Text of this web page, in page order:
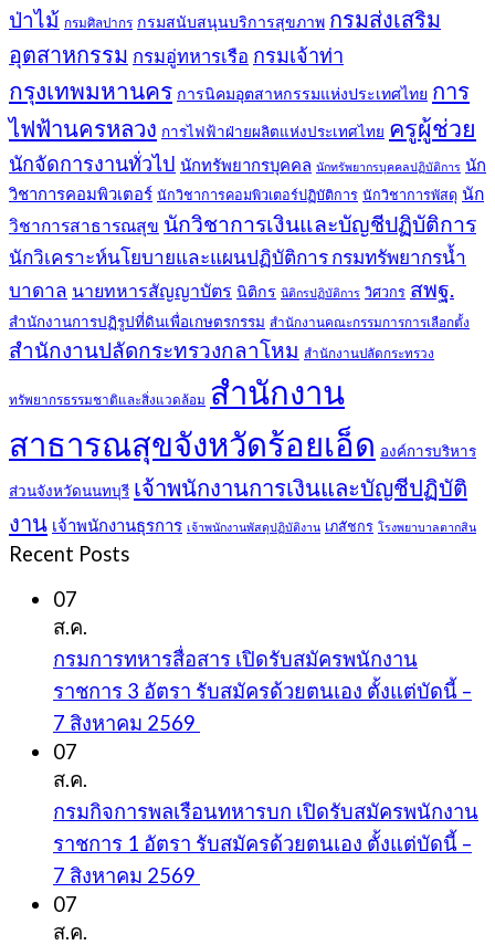
ป่าไม้ กรมศิลปากร กรมสนับสนุนบริการสุขภาพ กรมส่งเสริม
อุตสาหกรรม กรมอู่ทหารเรือ กรมเจ้าท่า
กรุงเทพมหานคร การนิคมอุตสาหกรรมแห่งประเทศไทย การ
ไฟฟ้านครหลวง การไฟฟ้าฝ่ายผลิตแห่งประเทศไทย ครูผู้ช่วย
นักจัดการงานทั่วไป นักทรัพยากรบุคคล นักทรัพยากรบุคคลปฏิบัติการ นัก
วิชาการคอมพิวเตอร์ นักวิชาการคอมพิวเตอร์ปฏิบัติการ นักวิชาการพัสดุ นัก
วิชาการสาธารณสุข นักวิชาการเงินและบัญชีปฏิบัติการ
นักวิเคราะห์นโยบายและแผนปฏิบัติการ กรมทรัพยากรน้ำ
บาดาล นายทหารสัญญาบัตร นิติกร นิติกรปฏิบัติการ วิศวกร สพฐ.
สำนักงานการปฏิรูปที่ดินเพื่อเกษตรกรรม สำนักงานคณะกรรมการการเลือกตั้ง
สำนักงานปลัดกระทรวงกลาโหม สำนักงานปลัดกระทรวง
ทรัพยากรธรรมชาติและสิ่งแวดล้อม สำนักงาน
สาธารณสุขจังหวัดร้อยเอ็ด องค์การบริหาร
ส่วนจังหวัดนนทบุรี เจ้าพนักงานการเงินและบัญชีปฏิบัติ
งาน เจ้าพนักงานธุรการ เจ้าพนักงานพัสดุปฏิบัติงาน เภสัชกร โรงพยาบาลตากสิน
Recent Posts
07
ส.ค.
กรมการทหารสื่อสาร เปิดรับสมัครพนักงาน
ราชการ 3 อัตรา รับสมัครด้วยตนเอง ตั้งแต่บัดนี้ –
7 สิงหาคม 2569
07
ส.ค.
กรมกิจการพลเรือนทหารบก เปิดรับสมัครพนักงาน
ราชการ 1 อัตรา รับสมัครด้วยตนเอง ตั้งแต่บัดนี้ –
7 สิงหาคม 2569
07
ส.ค.